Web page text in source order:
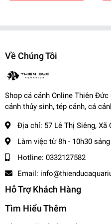
☎️Hotline (Zalo): 0332127582 /
🌎Website:cacanhthienduc.com
📧
Email :
#cacanh #cathuysinh #caneon
Cảm ơn quý khách đã tin tưởng
Về Chúng Tôi
Shop cá cảnh Online Thiên
cảnh thủy sinh, tép cảnh, cá
Địa chỉ: 57 Lê Thị Siêng, Xã
Làm việc từ 8h - 10h30
Hotline: 0332127582
Email:
Hỗ Trợ Khách Hàng
Tìm Hiểu Thêm